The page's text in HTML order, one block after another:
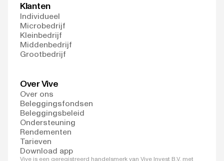
Klanten
Individueel
Microbedrijf
Kleinbedrijf
Middenbedrijf
Grootbedrijf
Over Vive
Over ons
Beleggingsfondsen
Beleggingsbeleid
Ondersteuning
Rendementen
Tarieven
Download app
Vive is een geregistreerd handelsmerk van Vive Invest B.V. met